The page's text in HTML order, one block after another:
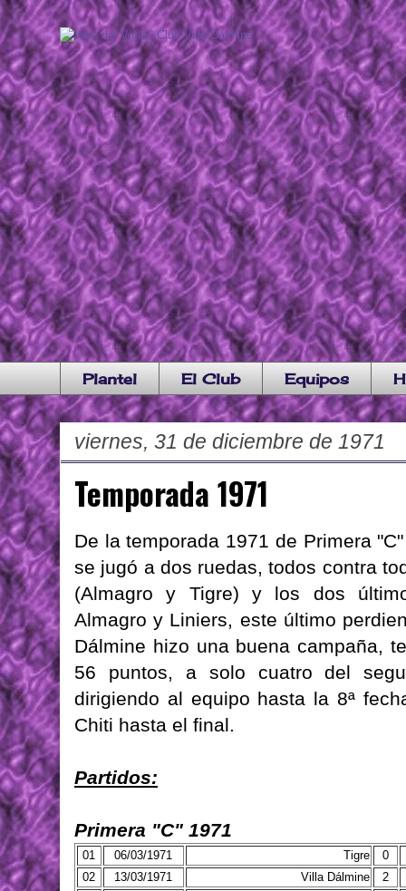
Plantel El Club Equipos
viernes, 31 de diciembre de 1971
Temporada 1971
De la temporada 1971 de Primera
se jugó a dos ruedas, todos contra
(Almagro y Tigre) y los dos
Almagro y Liniers, este último
Dálmine hizo una buena campaña,
56 puntos, a solo cuatro del
dirigiendo al equipo hasta la 8ª
Chiti hasta el final.
Partidos:
Primera "C" 1971
01 06/03/1971 Tigre
0
02
13/03/1971 Villa Dálmine
2